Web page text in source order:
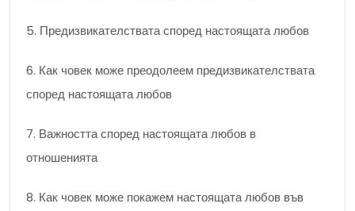
5. Предизвикателствата според настоящата любов
6. Как човек може преодолеем предизвикателствата
според настоящата любов
7. Важността според настоящата любов в
отношенията
8. Как човек може покажем настоящата любов във